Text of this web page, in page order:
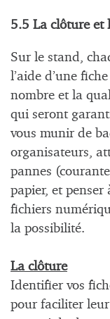
5.5 La clôture et
Sur le stand,
l’aide d’une
nombre et la
qui seront
vous munir de
organisateurs,
pannes
papier, et penser
fichiers
la possibilité.
La clôture
Identifier vos
pour faciliter